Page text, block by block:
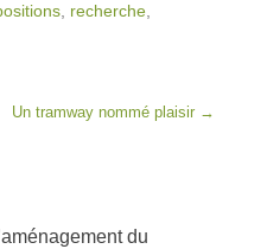
, recherche,
Un tramway nommé plaisir →
du